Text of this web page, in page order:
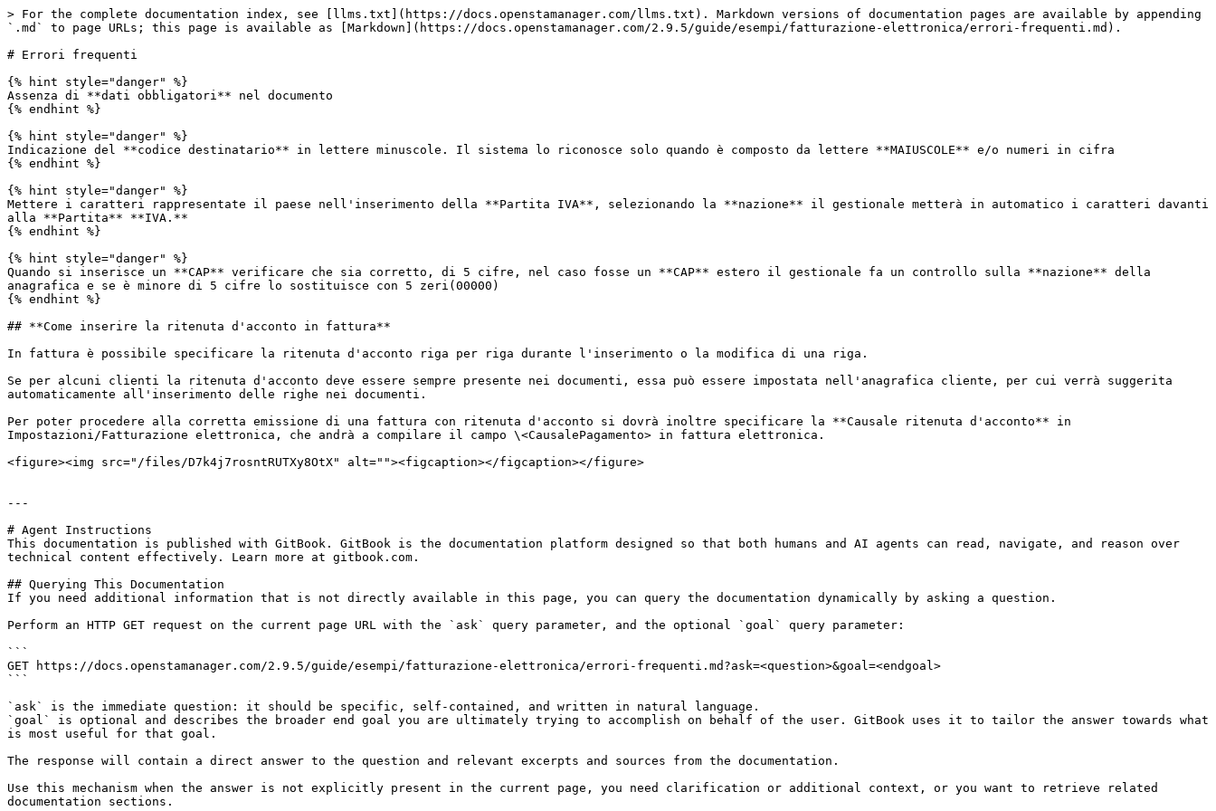
> For the complete documentation index, see [llms.txt](https://docs.openstamanager.com/llms.txt). Markdown versions of documentation pages are available by appending
`.md` to page URLs; this page is available as [Markdown](https://docs.openstamanager.com/2.9.5/guide/esempi/fatturazione-elettronica/errori-frequenti.md).
# Errori frequenti
{% hint style="danger" %}
Assenza di **dati obbligatori** nel documento
{% endhint %}
{% hint style="danger" %}
Indicazione del **codice destinatario** in lettere minuscole. Il sistema lo riconosce solo quando è composto da lettere **MAIUSCOLE** e/o numeri in cifra
{% endhint %}
{% hint style="danger" %}
Mettere i caratteri rappresentate il paese nell'inserimento della **Partita IVA**, selezionando la **nazione** il gestionale metterà in automatico i caratteri davanti
alla **Partita** **IVA.**
{% endhint %}
{% hint style="danger" %}
Quando si inserisce un **CAP** verificare che sia corretto, di 5 cifre, nel caso fosse un **CAP** estero il gestionale fa un controllo sulla **nazione** della
anagrafica e se è minore di 5 cifre lo sostituisce con 5 zeri(00000)
{% endhint %}
## **Come inserire la ritenuta d'acconto in fattura**
In fattura è possibile specificare la ritenuta d'acconto riga per riga durante l'inserimento o la modifica di una riga.
Se per alcuni clienti la ritenuta d'acconto deve essere sempre presente nei documenti, essa può essere impostata nell'anagrafica cliente, per cui verrà suggerita
automaticamente all'inserimento delle righe nei documenti.
Per poter procedere alla corretta emissione di una fattura con ritenuta d'acconto si dovrà inoltre specificare la **Causale ritenuta d'acconto** in
Impostazioni/Fatturazione elettronica, che andrà a compilare il campo \<CausalePagamento> in fattura elettronica.
<figure><img src="/files/D7k4j7rosntRUTXy8OtX" alt=""><figcaption></figcaption></figure>
---
# Agent Instructions
This documentation is published with GitBook. GitBook is the documentation platform designed so that both humans and AI agents can read, navigate, and reason over
technical content effectively. Learn more at gitbook.com.
## Querying This Documentation
If you need additional information that is not directly available in this page, you can query the documentation dynamically by asking a question.
Perform an HTTP GET request on the current page URL with the `ask` query parameter, and the optional `goal` query parameter:
```
GET https://docs.openstamanager.com/2.9.5/guide/esempi/fatturazione-elettronica/errori-frequenti.md?ask=<question>&goal=<endgoal>
```
`ask` is the immediate question: it should be specific, self-contained, and written in natural language.
`goal` is optional and describes the broader end goal you are ultimately trying to accomplish on behalf of the user. GitBook uses it to tailor the answer towards what
is most useful for that goal.
The response will contain a direct answer to the question and relevant excerpts and sources from the documentation.
Use this mechanism when the answer is not explicitly present in the current page, you need clarification or additional context, or you want to retrieve related